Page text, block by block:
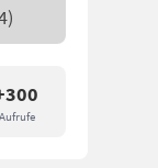
Aufrufe